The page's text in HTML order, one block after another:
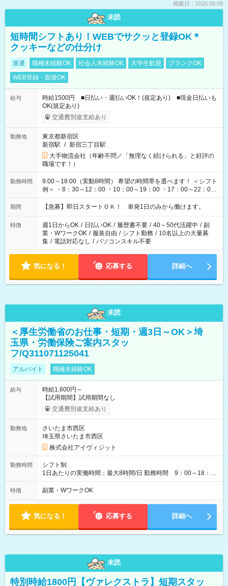
掲載日：2026.08.09
未読
短時間シフトあり！WEBでサクッと登録OK＊
クッキーなどの仕分け
派遣 職種未経験OK 社会人未経験OK 大学生歓迎
ブランクOK
WEB登録・面接OK
給与
時給1500円 ■日払い・週払いOK！(規定あり) ■現金日払いも
OK(規定あり)
交通費別途支給あり
勤務地
東京都新宿区
新宿駅 / 新宿三丁目駅
大手物流会社（年齢不問／「無理なく続けられる」と好評の
職場です！）
勤務時間
9:00～18:00（実動8時間） 希望の時間帯を選べます！ ＜シフト
例＞ ・8：30～12：00 ・10：00～19：00 ・17：00～22：00
・13：00～22：00 ・22：00～翌6：00 など
期間 【急募】即日スタートＯＫ！ 単発1日のみから働けます。
特徴 週1日からOK / 日払いOK / 履歴書不要 / 40～50代活躍中 / 副
業・WワークOK / 服装自由 / シフト勤務 / 10名以上の大量募
集 / 電話対応なし / パソコンスキル不要
気になる！ 応募する 詳細へ
未読
＜厚生労働省のお仕事・短期・週3日～OK＞埼
玉県・労働保険ご案内スタッ
フ/Q311071125041
アルバイト 職種未経験OK
給与
時給1,600円～
【試用期間】試用期間なし
交通費別途支給あり
勤務地
さいたま市西区
埼玉県さいたま市西区
株式会社アイヴィジット
勤務時間
シフト制
1日あたりの実働時間：最大8時間/日 勤務時間 9：00～18：
00(実働8h、休憩1h) 土日祝含む週3日～OK、シフト制 ※もちろ
ん週5日勤務もOK♪ 勤務期間：2026年8月12日～9月9日※リスト
特徴 副業・WワークOK
気になる！ 応募する 詳細へ
未読
特別時給1800円【ヴァレクストラ】短期スタッ